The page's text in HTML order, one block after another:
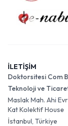
İLETİŞİM
Doktorsitesi Com
Teknoloji ve
Maslak Mah. Ahi
Kat Kolektif House
İstanbul, Türkiye